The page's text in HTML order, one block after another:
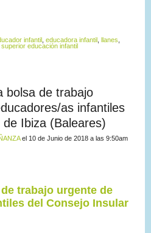
infantil educadora infantil llanes
educación infantil
bolsa de trabajo
as infantiles
Ibiza (Baleares)
el 10 de Junio de 2018 a las 9:50am
trabajo urgente de
del Consejo Insular